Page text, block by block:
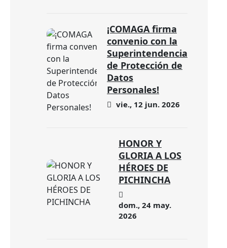
¡COMAGA firma
convenio con la
Superintendencia
de Protección de
Datos
Personales!
vie., 12 jun. 2026
HONOR Y
GLORIA A LOS
HÉROES DE
PICHINCHA
dom., 24 may.
2026